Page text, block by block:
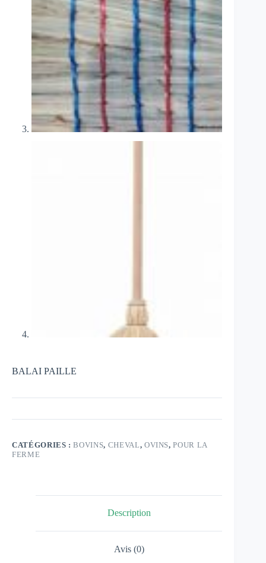
BALAI PAILLE
CATÉGORIES :BOVINS, CHEVAL, OVINS,POUR LA
FERME
Description
Avis (0)